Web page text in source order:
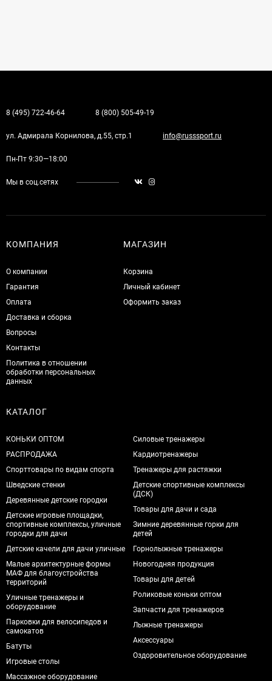
8 (495) 722-46-64 8 (800) 505-49-19
ул. Адмирала Корнилова, д.55, стр.1 info@russsport.ru
Пн-Пт 9:30—18:00
Мы в соц.сетях
КОМПАНИЯ
О компании
Гарантия
Оплата
Доставка и сборка
Вопросы
Контакты
Политика в отношении
обработки персональных
данных
МАГАЗИН
Корзина
Личный кабинет
Оформить заказ
КАТАЛОГ
КОНЬКИ ОПТОМ
РАСПРОДАЖА
Спорттовары по видам спорта
Шведские стенки
Деревянные детские городки
Детские игровые площадки,
спортивные комплексы, уличные
городки для дачи
Детские качели для дачи уличные
Малые архитектурные формы
МАФ для благоустройства
территорий
Уличные тренажеры и
оборудование
Парковки для велосипедов и
самокатов
Батуты
Игровые столы
Массажное оборудование
Силовые тренажеры
Кардиотренажеры
Тренажеры для растяжки
Детские спортивные комплексы
(ДСК)
Товары для дачи и сада
Зимние деревянные горки для
детей
Горнолыжные тренажеры
Новогодняя продукция
Товары для детей
Роликовые коньки оптом
Запчасти для тренажеров
Лыжные тренажеры
Аксессуары
Оздоровительное оборудование